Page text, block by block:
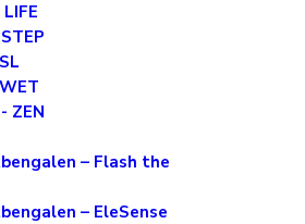
ZEN
– Flash the
– EleSense